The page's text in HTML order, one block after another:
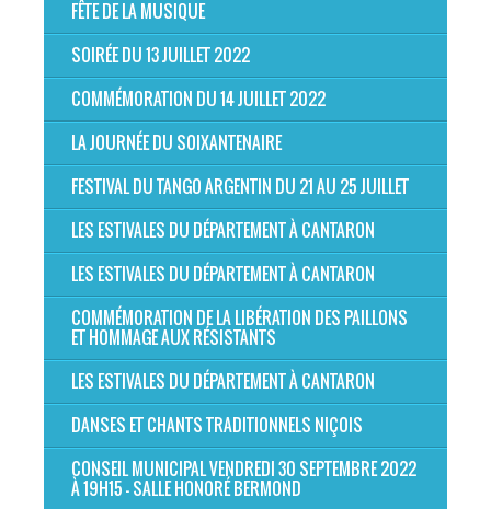
FÊTE DE LA MUSIQUE
SOIRÉE DU 13 JUILLET 2022
COMMÉMORATION DU 14 JUILLET 2022
LA JOURNÉE DU SOIXANTENAIRE
FESTIVAL DU TANGO ARGENTIN DU 21 AU 25 JUILLET
LES ESTIVALES DU DÉPARTEMENT À CANTARON
LES ESTIVALES DU DÉPARTEMENT À CANTARON
COMMÉMORATION DE LA LIBÉRATION DES PAILLONS
ET HOMMAGE AUX RÉSISTANTS
LES ESTIVALES DU DÉPARTEMENT À CANTARON
DANSES ET CHANTS TRADITIONNELS NIÇOIS
CONSEIL MUNICIPAL VENDREDI 30 SEPTEMBRE 2022
À 19H15 - SALLE HONORÉ BERMOND